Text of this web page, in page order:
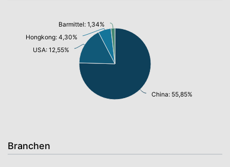
China: 55,85%
USA: 12,55%
Hongkong: 4,30%
Barmittel: 1,34%
Branchen